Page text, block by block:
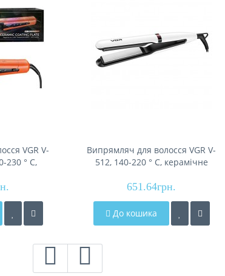
VGR V-
230 ° C,
Випрямляч для волосся VGR V-
512, 140-220 ° C, керамічне
display
651.64грн.
До кошика